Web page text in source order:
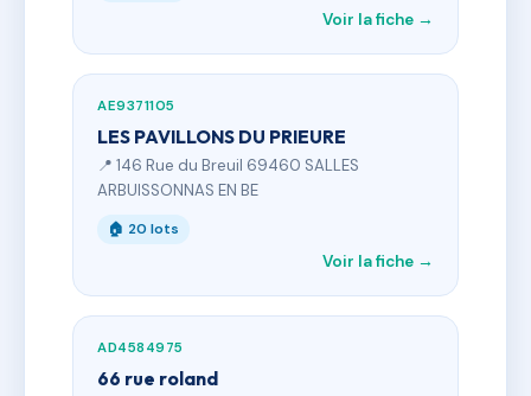
Voir la fiche →
AE9371105
LES PAVILLONS DU PRIEURE
📍 146 Rue du Breuil 69460 SALLES
ARBUISSONNAS EN BE
🏠 20 lots
Voir la fiche →
AD4584975
66 rue roland